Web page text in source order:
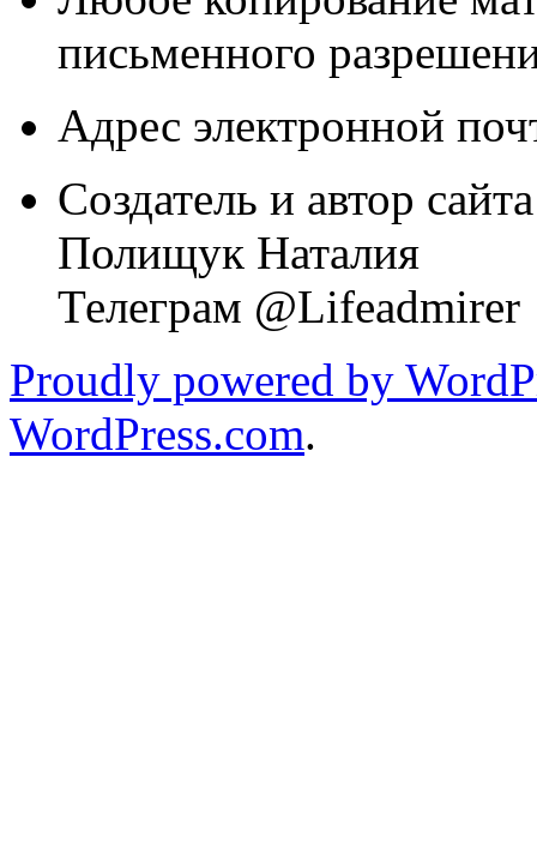
письменного
Адрес электронной
Создатель и автор сайта
Полищук Наталия
Телеграм @Lifeadmirer
Proudly powered by
WordPress.com.